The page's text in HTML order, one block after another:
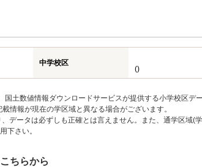
中学校区
()
土数値情報ダウンロードサービスが提供する小学校区デ
情報が現在の学区域と異なる場合がございます。
データは必ずしも正確とは言えません。また、通学区域(
下さい。
ちらから